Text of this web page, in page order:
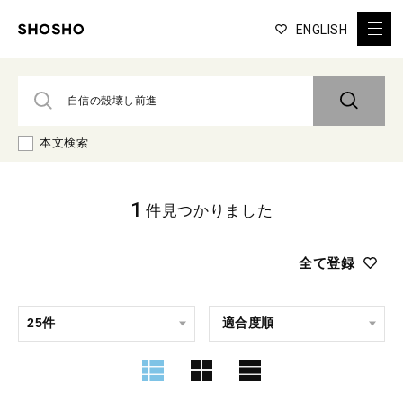
ENGLISH
本文検索
全て登録
1 件見つかりました